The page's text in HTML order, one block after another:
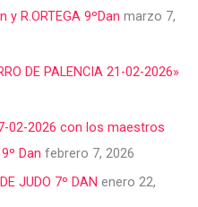
R.ORTEGA 9ºDan marzo 7,
DE PALENCIA 21-02-2026»
02-2026 con los maestros
Dan febrero 7, 2026
JUDO 7º DAN enero 22,